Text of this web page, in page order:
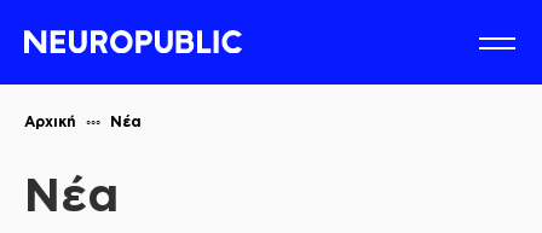
Αρχική Νέα
Νέα